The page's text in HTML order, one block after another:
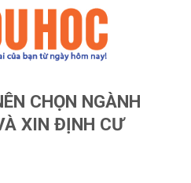
CHỌN NGÀNH
XIN ĐỊNH CƯ